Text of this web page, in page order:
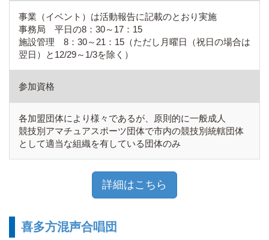
事業（イベント）は活動報告に記載のとおり実施
事務局 平日の8：30～17：15
施設管理 8：30～21：15（ただし月曜日（祝日の場合は
翌日）と12/29～1/3を除く）
参加資格
各加盟団体により様々であるが、原則的に一般成人
競技別アマチュアスポーツ団体で市内の競技別統轄団体
として適当な組織を有している団体のみ
詳細はこちら
喜多方混声合唱団